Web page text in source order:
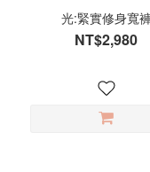
光:緊實修身寬
NT$2,980